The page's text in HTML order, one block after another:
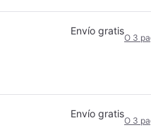
Envío gratis
O 3
Envío gratis
O 3